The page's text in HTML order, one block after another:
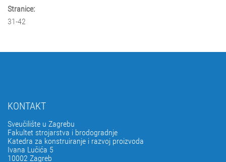
Stranice:
31-42
KONTAKT
Sveučilište u Zagrebu
Fakultet strojarstva i brodogradnje
Katedra za konstruiranje i razvoj proizvoda
Ivana Lučića 5
10002 Zagreb